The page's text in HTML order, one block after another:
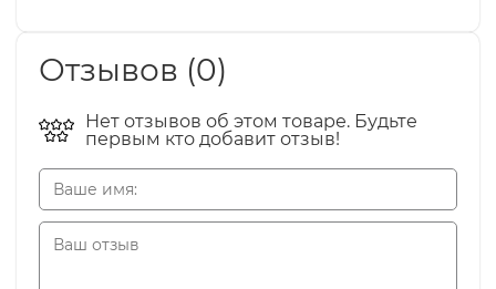
Отзывов (0)
Нет отзывов об этом товаре. Будьте
первым кто добавит отзыв!